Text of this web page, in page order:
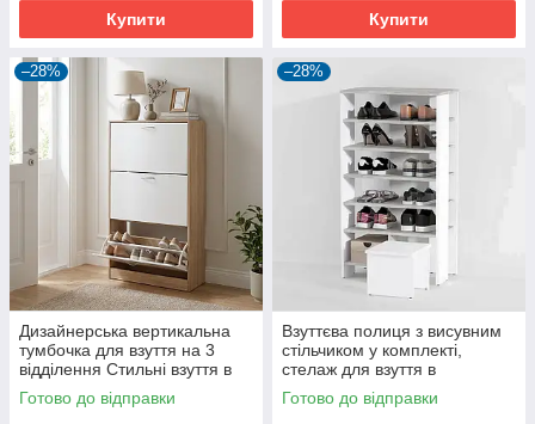
Купити Купити
–28%
Дизайнерська вертикальна
тумбочка для взуття на 3
відділення Стильні взуття в
передпокій
Готово до відправки
–28%
Взуттєва полиця з висувним
стільчиком у комплекті,
стелаж для взуття в
передпокій з 6 полицями з
ЛДСП
Готово до відправки